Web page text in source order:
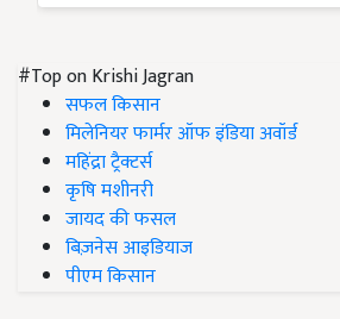
#Top on Krishi Jagran
सफल किसान
मिलेनियर फार्मर ऑफ इंडिया अवॉर्ड
महिंद्रा ट्रैक्टर्स
कृषि मशीनरी
जायद की फसल
बिज़नेस आइडियाज
पीएम किसान